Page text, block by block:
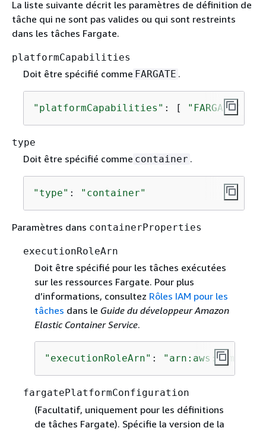
La liste suivante décrit les paramètres de définition de
tâche qui ne sont pas valides ou qui sont restreints
dans les tâches Fargate.
platformCapabilities
Doit être spécifié comme FARGATE .
"platformCapabilities" : [ "FARGATE"
type
Doit être spécifié comme container .
"type" : "container"
Paramètres dans containerProperties
executionRoleArn
Doit être spécifié pour les tâches exécutées
sur les ressources Fargate. Pour plus
d’informations, consultez Rôles IAM pour les
tâches dans le Guide du développeur Amazon
Elastic Container Service.
"executionRoleArn" :
fargatePlatformConfiguration
(Facultatif, uniquement pour les définitions
de tâches Fargate). Spécifie la version de la